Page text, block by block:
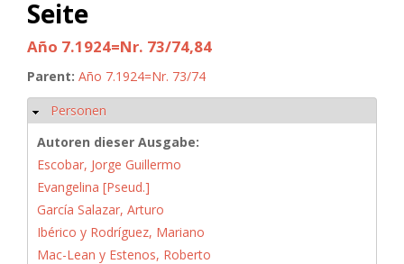
Seite
Año 7.1924=Nr. 73/74,84
Parent: Año 7.1924=Nr. 73/74
Ausblenden
Personen
Autoren dieser Ausgabe:
Escobar, Jorge Guillermo
Evangelina [Pseud.]
García Salazar, Arturo
Ibérico y Rodríguez, Mariano
Mac-Lean y Estenos, Roberto